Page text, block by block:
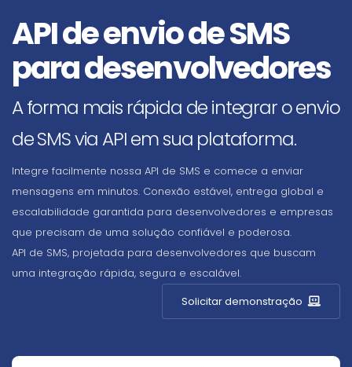
API de envio de SMS
para desenvolvedores
A forma mais rápida de integrar o envio
de SMS via API em sua plataforma.
Integre facilmente nossa API de SMS e comece a enviar
mensagens em minutos. Conexão estável, entrega global e
escalabilidade garantida para desenvolvedores e empresas
que precisam de uma solução confiável e poderosa.
API de SMS, projetada para desenvolvedores que buscam
uma integração rápida, segura e escalável.
Solicitar demonstração